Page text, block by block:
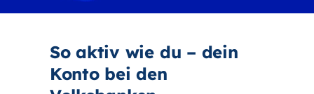
So aktiv wie du – dein
Konto bei den